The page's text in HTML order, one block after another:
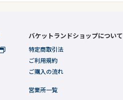
バケットランドショップについて
特定商取引法
ご利用規約
ご購入の流れ
営業所一覧